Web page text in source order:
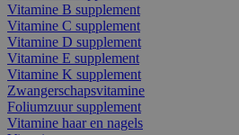
Vitamine B supplement
Vitamine C supplement
Vitamine D supplement
Vitamine E supplement
Vitamine K supplement
Zwangerschapsvitamine
Foliumzuur supplement
Vitamine haar en nagels